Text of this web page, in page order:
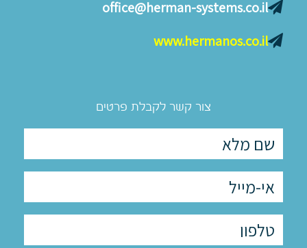
office@herman-systems.co.il
www.hermanos.co.il
צור קשר לקבלת פרטים